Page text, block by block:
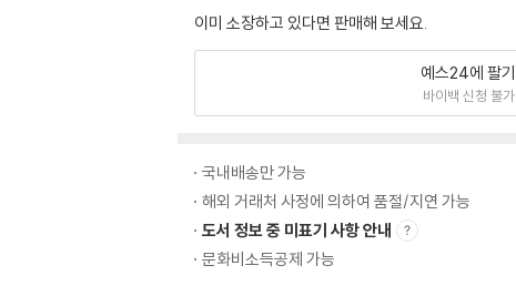
이미 소장하고 있다면 판매해 보세요.
예스24에 팔기
바이백 신청 불가
국내배송만 가능
해외 거래처 사정에 의하여 품절/지연 가능
도서 정보 중 미표기 사항 안내
문화비소득공제 가능